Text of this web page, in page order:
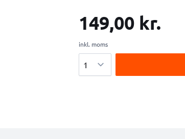
149,00 kr.
inkl. moms